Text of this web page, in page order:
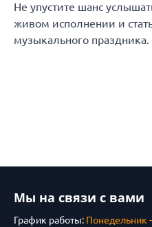
Не упустите шанс
живом исполнении и
музыкального праздника.
Мы на связи с вами
График работы: Понедельник